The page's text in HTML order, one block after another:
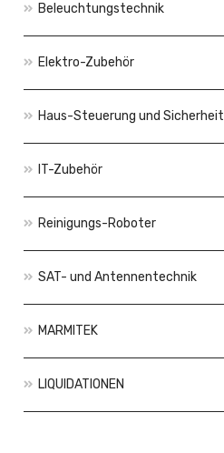
Beleuchtungstechnik
Elektro-Zubehör
Haus-Steuerung und Sicherheit
IT-Zubehör
Reinigungs-Roboter
SAT- und Antennentechnik
MARMITEK
LIQUIDATIONEN